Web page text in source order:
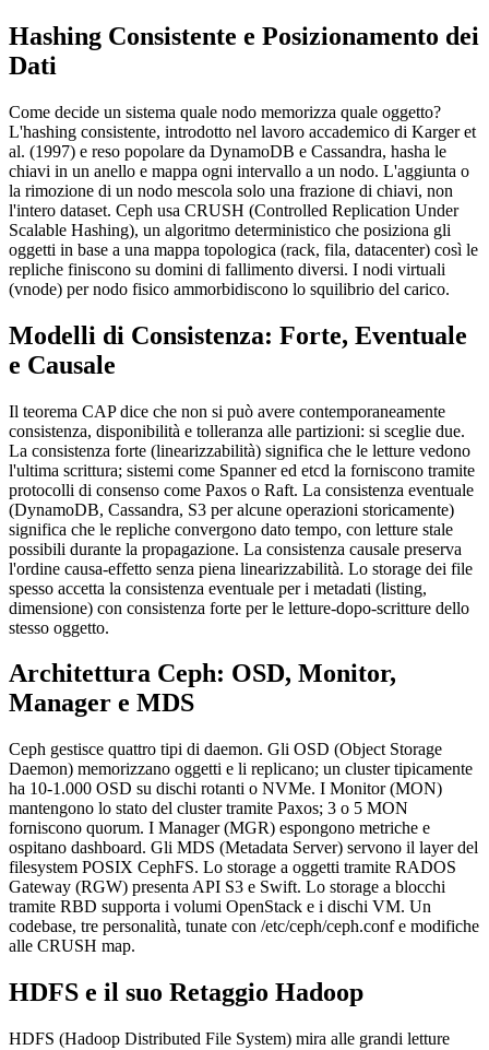
Hashing Consistente e Posizionamento dei
Dati
Come decide un sistema quale nodo memorizza quale oggetto?
L'hashing consistente, introdotto nel lavoro accademico di Karger et
al. (1997) e reso popolare da DynamoDB e Cassandra, hasha le
chiavi in un anello e mappa ogni intervallo a un nodo. L'aggiunta o
la rimozione di un nodo mescola solo una frazione di chiavi, non
l'intero dataset. Ceph usa CRUSH (Controlled Replication Under
Scalable Hashing), un algoritmo deterministico che posiziona gli
oggetti in base a una mappa topologica (rack, fila, datacenter) così le
repliche finiscono su domini di fallimento diversi. I nodi virtuali
(vnode) per nodo fisico ammorbidiscono lo squilibrio del carico.
Modelli di Consistenza: Forte, Eventuale
e Causale
Il teorema CAP dice che non si può avere contemporaneamente
consistenza, disponibilità e tolleranza alle partizioni: si sceglie due.
La consistenza forte (linearizzabilità) significa che le letture vedono
l'ultima scrittura; sistemi come Spanner ed etcd la forniscono tramite
protocolli di consenso come Paxos o Raft. La consistenza eventuale
(DynamoDB, Cassandra, S3 per alcune operazioni storicamente)
significa che le repliche convergono dato tempo, con letture stale
possibili durante la propagazione. La consistenza causale preserva
l'ordine causa-effetto senza piena linearizzabilità. Lo storage dei file
spesso accetta la consistenza eventuale per i metadati (listing,
dimensione) con consistenza forte per le letture-dopo-scritture dello
stesso oggetto.
Architettura Ceph: OSD, Monitor,
Manager e MDS
Ceph gestisce quattro tipi di daemon. Gli OSD (Object Storage
Daemon) memorizzano oggetti e li replicano; un cluster tipicamente
ha 10-1.000 OSD su dischi rotanti o NVMe. I Monitor (MON)
mantengono lo stato del cluster tramite Paxos; 3 o 5 MON
forniscono quorum. I Manager (MGR) espongono metriche e
ospitano dashboard. Gli MDS (Metadata Server) servono il layer del
filesystem POSIX CephFS. Lo storage a oggetti tramite RADOS
Gateway (RGW) presenta API S3 e Swift. Lo storage a blocchi
tramite RBD supporta i volumi OpenStack e i dischi VM. Un
codebase, tre personalità, tunate con /etc/ceph/ceph.conf e modifiche
alle CRUSH map.
HDFS e il suo Retaggio Hadoop
HDFS (Hadoop Distributed File System) mira alle grandi letture